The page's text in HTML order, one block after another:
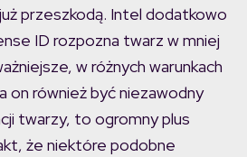
przeszkodą. Intel dodatkowo
ID rozpozna twarz w mniej
w różnych warunkach
on również być niezawodny
twarzy, to ogromny plus
że niektóre podobne